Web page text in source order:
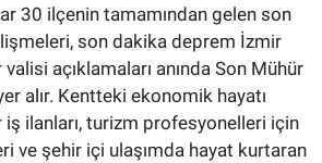
30 ilçenin tamamından gelen son
son dakika deprem İzmir
açıklamaları anında Son Mühür
alır. Kentteki ekonomik hayatı
ilanları, turizm profesyonelleri için
ve şehir içi ulaşımda hayat kurtaran